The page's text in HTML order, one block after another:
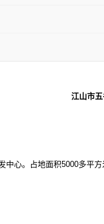
江山市
中心。占地面积5000多平方